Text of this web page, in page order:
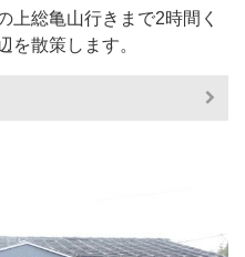
総亀山行きまで2時間く
を散策します。